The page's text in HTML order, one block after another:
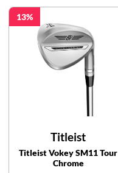
13
Titleist
Titleist Vokey SM11 Tour
Chrome